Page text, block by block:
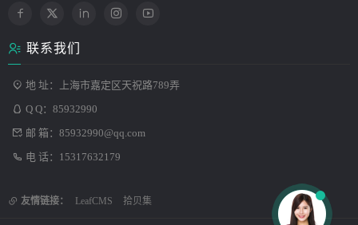
联系我们
地 址：上海市嘉定区天祝路789弄
Q Q： 85932990
邮 箱： 85932990@qq.com
电 话：15317632179
友情链接： LeafCMS 拾贝集